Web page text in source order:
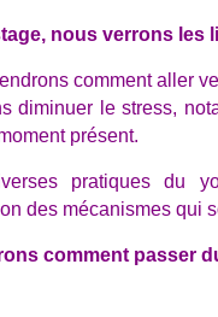
nous verrons les
comment aller
diminuer le stress,
présent.
pratiques du
des mécanismes qui
comment passer